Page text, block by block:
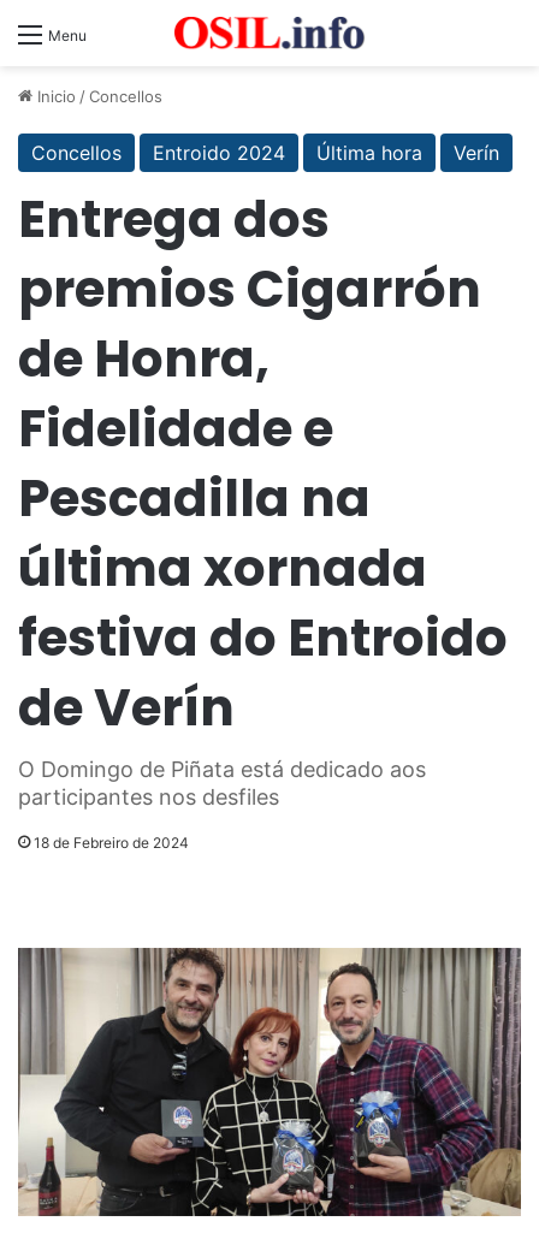
Menu
Inicio /Concellos
Concellos Entroido 2024 Última hora Verín
Entrega dos
premios Cigarrón
de Honra,
Fidelidade e
Pescadilla na
última xornada
festiva do Entroido
de Verín
O Domingo de Piñata está dedicado aos
participantes nos desfiles
18 de Febreiro de 2024